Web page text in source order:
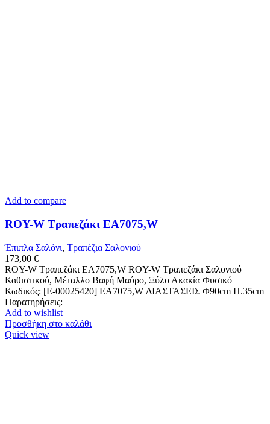
Add to compare
ROY-W Τραπεζάκι ΕΑ7075,W
Έπιπλα Σαλόνι, Τραπέζια Σαλονιού
173,00 €
ROY-W Τραπεζάκι ΕΑ7075,W ROY-W Τραπεζάκι Σαλονιού
Καθιστικού, Μέταλλο Βαφή Μαύρο, Ξύλο Ακακία Φυσικό
Κωδικός: [Ε-00025420] ΕΑ7075,W ΔΙΑΣΤΑΣΕΙΣ Φ90cm H.35cm
Παρατηρήσεις:
Add to wishlist
Προσθήκη στο καλάθι
Quick view